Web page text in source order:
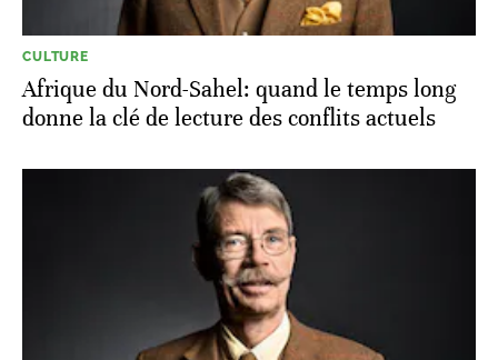
CULTURE
Afrique du Nord-Sahel: quand le temps long
donne la clé de lecture des conflits actuels